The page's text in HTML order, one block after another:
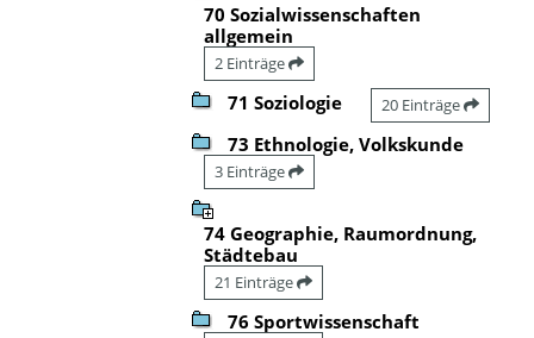
70 Sozialwissenschaften
allgemein
2 Einträge
71 Soziologie 20 Einträge
73 Ethnologie, Volkskunde
3 Einträge
74 Geographie, Raumordnung,
Städtebau
21 Einträge
76 Sportwissenschaft